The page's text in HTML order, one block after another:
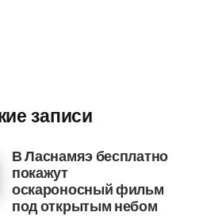
записи
В Ласнамяэ бесплатно
покажут
оскароносный фильм
под открытым небом